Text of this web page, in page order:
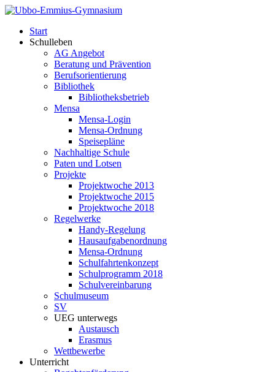
Start
Schulleben
AG Angebot
Beratung und Prävention
Berufsorientierung
Bibliothek
Bibliotheksbetrieb
Mensa
Mensa-Login
Mensa-Ordnung
Speisepläne
Nachhaltige Schule
Paten und Lotsen
Projekte
Projektwoche 2013
Projektwoche 2015
Projektwoche 2018
Regelwerke
Handy-Regelung
Hausaufgabenordnung
Mensa-Ordnung
Schulfahrtenkonzept
Schulprogramm 2018
Schulvereinbarung
Schulmuseum
SV
UEG unterwegs
Austausch
Erasmus
Wettbewerbe
Unterricht